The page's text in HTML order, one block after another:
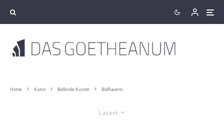
Home Kunst Bildende Künste Bildhauerei
Latest